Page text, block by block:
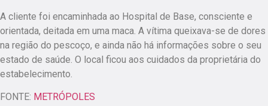
A cliente foi encaminhada ao Hospital de Base, consciente e
orientada, deitada em uma maca. A vítima queixava-se de dores
na região do pescoço, e ainda não há informações sobre o seu
estado de saúde. O local ficou aos cuidados da proprietária do
estabelecimento.
FONTE: METRÓPOLES